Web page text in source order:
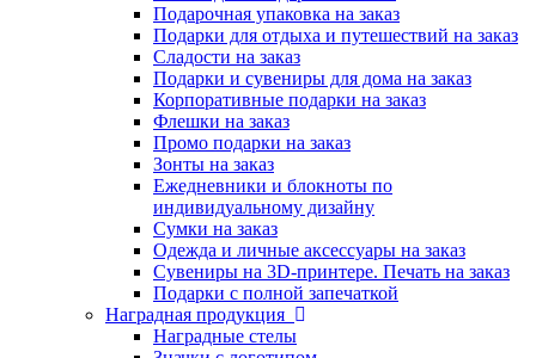
Подарочная упаковка на заказ
Подарки для отдыха и путешествий на заказ
Сладости на заказ
Подарки и сувениры для дома на заказ
Корпоративные подарки на заказ
Флешки на заказ
Промо подарки на заказ
Зонты на заказ
Ежедневники и блокноты по
индивидуальному дизайну
Сумки на заказ
Одежда и личные аксессуары на заказ
Сувениры на 3D-принтере. Печать на заказ
Подарки с полной запечаткой
Наградная продукция
Наградные стелы